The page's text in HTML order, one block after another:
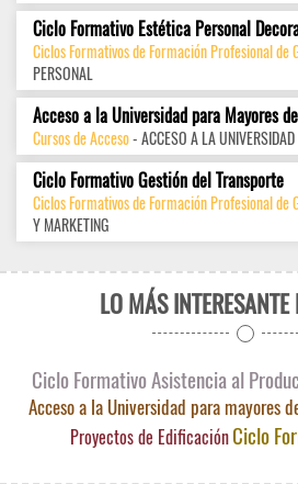
Ciclo Formativo Estética Personal
Ciclos Formativos de Formación Profesional de
PERSONAL
Acceso a la Universidad para Mayores
Cursos de Acceso- ACCESO A LA UNIVERSIDAD
Ciclo Formativo Gestión del Transporte
Ciclos Formativos de Formación Profesional de
Y MARKETING
LO MÁS
Ciclo Formativo Asistencia al
Acceso a la Universidad para mayores
Proyectos de EdificaciónCiclo